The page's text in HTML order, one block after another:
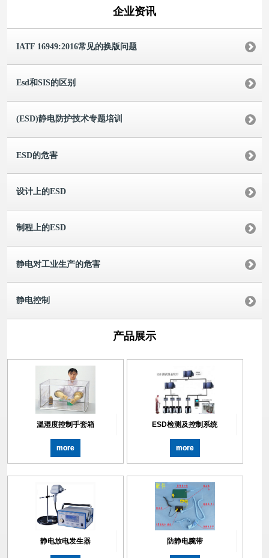
企业资讯
IATF 16949:2016常见的换版问题
Esd和SIS的区别
(ESD)静电防护技术专题培训
ESD的危害
设计上的ESD
制程上的ESD
静电对工业生产的危害
静电控制
产品展示
温湿度控制手套箱
more
ESD检测及控制系统
more
静电放电发生器 防静电腕带